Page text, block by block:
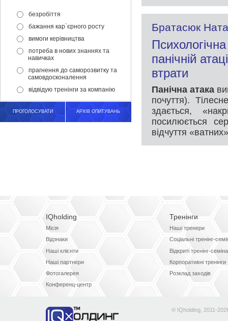
безробіття
бажання кар`єрного росту
вимоги керівництва
потреба в нових знаннях та
навичках
прагнення до саморозвитку та
самовдосконалення
відвідую тренінги за компанію
ПРОГОЛОСУВАТИ АРХІВ ОПИТУВАНЬ
Братасюк
панічній
втрати
Панічна атака
почуття).
здається,
посилюється
відчуття
IQholding
Місія
Відзнаки
Наші клієнти
Наші партнери
Фотогалерея
Конференц-центр
Тренінги
Наші тренери
Соціальні тренінг-
Відкриті тренінг-
Корпоративні тренінги
Розклад заходів
® IQholding, 2011-